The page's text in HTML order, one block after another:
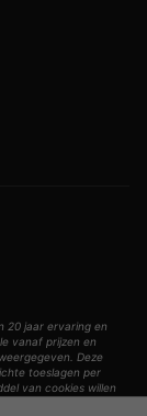
20 jaar ervaring en
vanaf prijzen en
Deze
toeslagen per
van cookies willen